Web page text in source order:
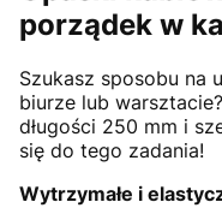
porządek w
Szukasz sposobu na
biurze lub
długości 250 mm i
się do tego zadania!
Wytrzymałe i